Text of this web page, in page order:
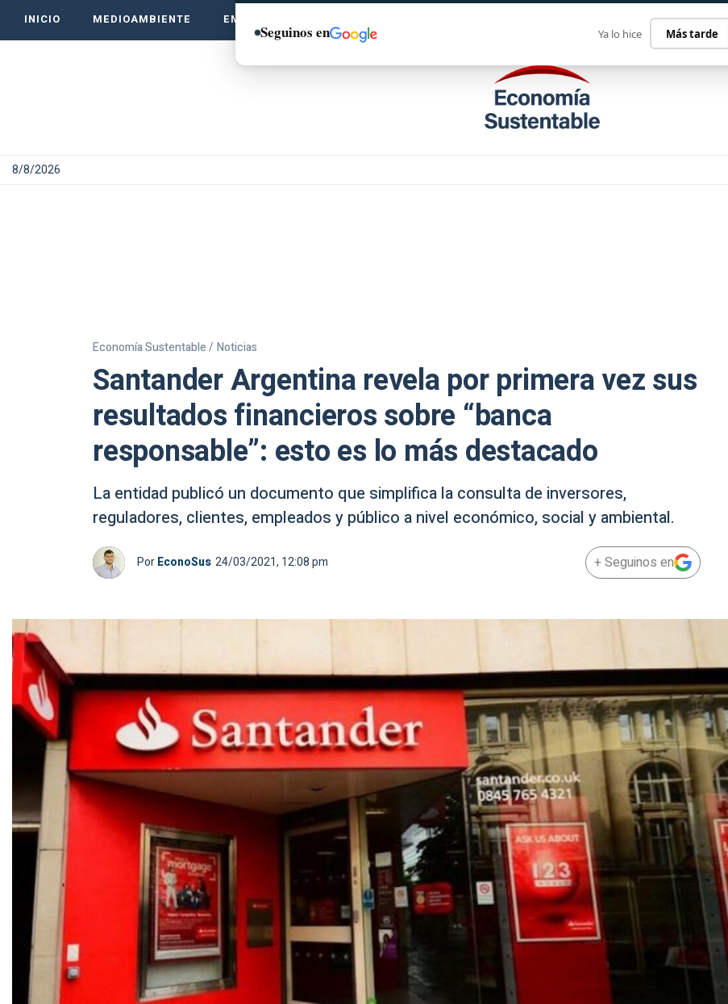
INICIO MEDIOAMBIENTE EMPRENDE VERDE CONTACTO
8/8/2026
Economía Sustentable / Noticias
Santander Argentina revela por primera vez sus
resultados financieros sobre “banca
responsable”: esto es lo más destacado
La entidad publicó un documento que simplifica la consulta de inversores,
reguladores, clientes, empleados y público a nivel económico, social y ambiental.
PorEconoSus 24/03/2021, 12:08 pm + Seguinos en
Seguinos en Ya lo hice Más tarde